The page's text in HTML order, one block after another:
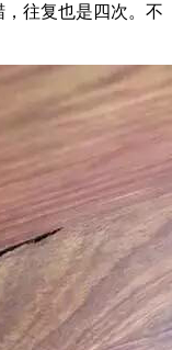
，往复也是四次。不